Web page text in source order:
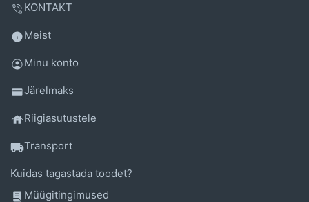
KONTAKT
Meist
Minu konto
Järelmaks
Riigiasutustele
Transport
Kuidas tagastada toodet?
Müügitingimused